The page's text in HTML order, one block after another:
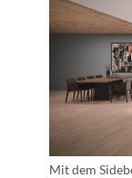
Mit dem